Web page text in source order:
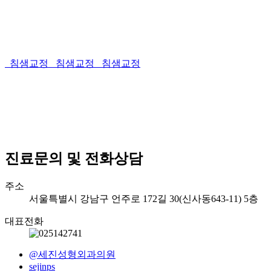
침샘교정 침샘교정 침샘교정
진료문의 및 전화상담
주소
서울특별시 강남구 언주로 172길 30(신사동643-11) 5층
대표전화
@세진성형외과의원
sejinps